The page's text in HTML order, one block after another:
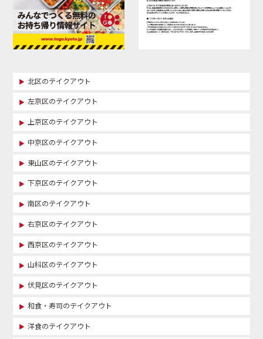
北区のテイクアウト
左京区のテイクアウト
上京区のテイクアウト
中京区のテイクアウト
東山区のテイクアウト
下京区のテイクアウト
南区のテイクアウト
右京区のテイクアウト
西京区のテイクアウト
山科区のテイクアウト
伏見区のテイクアウト
和食・寿司のテイクアウト
洋食のテイクアウト